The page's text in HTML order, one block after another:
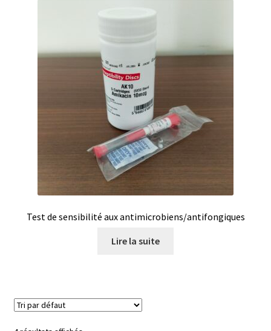
Broyeur de cellules
Calibrateur de température
Capteurs météo et climatiques
Centrifugeuses
Test de sensibilité aux antimicrobiens/antifongiques
Lire la suite